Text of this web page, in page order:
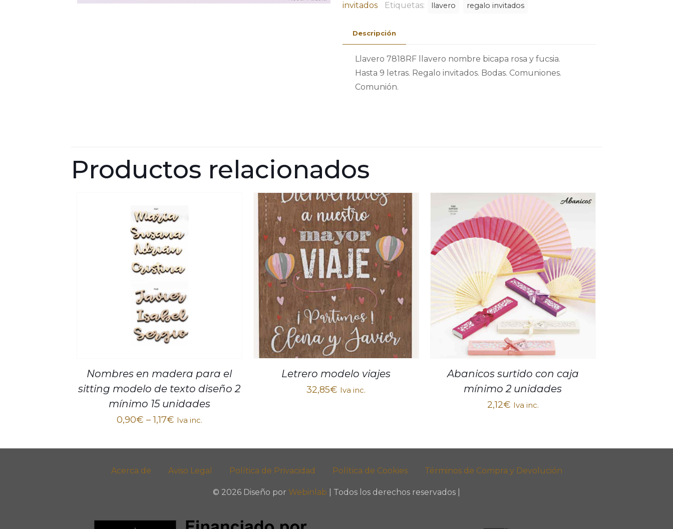
invitados
Etiquetas: llavero regalo invitados
Descripción
Llavero 7818RF llavero nombre bicapa rosa y fucsia.
Hasta 9 letras. Regalo invitados. Bodas. Comuniones.
Comunión.
Productos relacionados
Nombres en madera para el
sitting modelo de texto diseño 2
mínimo 15 unidades
0,90€ –1,17€ Iva inc.
Letrero modelo viajes
32,85€ Iva inc.
Abanicos surtido con caja
mínimo 2 unidades
2,12€ Iva inc.
Acerca de Aviso Legal Política de Privacidad Política de Cookies Términos de Compra y Devolución
© 2026 Diseño por Webinlab | Todos los derechos reservados |